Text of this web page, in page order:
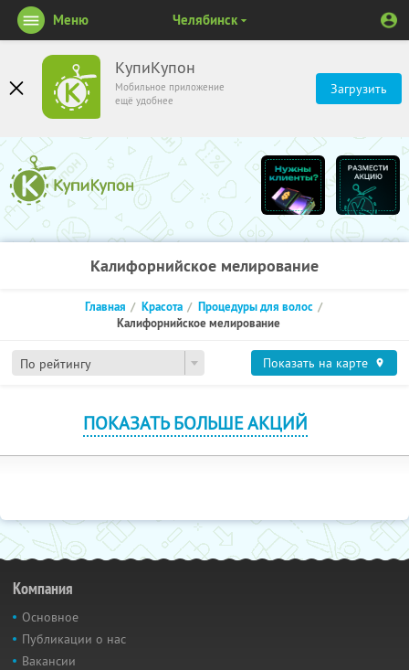
КупиКупон
Мобильное приложение
ещё удобнее
Загрузить
Меню Челябинск
Калифорнийское мелирование
По рейтингу
Главная Красота
Процедуры для волос
Калифорнийское мелирование
Показать на карте
ПОКАЗАТЬ БОЛЬШЕ АКЦИЙ
Компания
Основное
Публикации о нас
Вакансии